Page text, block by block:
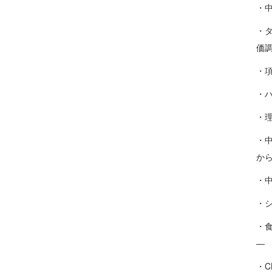
・
・
価
・
・
・
・
か
・
・
・
―
・